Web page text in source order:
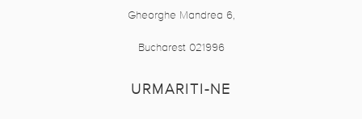
Gheorghe Mandrea 6,
Bucharest 021996
URMARITI-NE